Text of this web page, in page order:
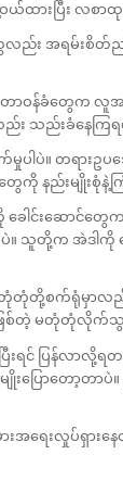
ားပြီး လစာထု
လည်း အရမ်းစိတ်
ာဝန်ခံတွေက လူ
သည်းခံနေကြရ
ပါပဲ။ တရားဥ
နည်းမျိုးစုံနဲ့က
ဆောင်တွေက စန
ပဲ။ သူတို့က အဲဒါ
တို့စက်ရုံမှာလည်
တဲ့ မတုံတုံလိုက်သွား
းရင် ပြန်လာလို့
ပြောတော့တာ
ေးလှုပ်ရှားန